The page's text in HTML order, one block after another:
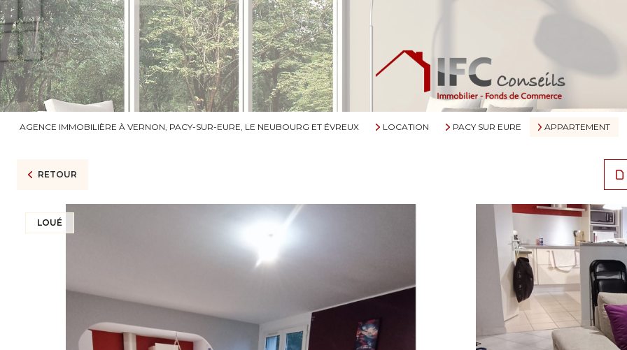
AGENCE IMMOBILIÈRE À VERNON, PACY-SUR-EURE, LE NEUBOURG ET ÉVREUX LOCATION PACY SUR EURE APPARTEMENT
RETOUR
LOUÉ